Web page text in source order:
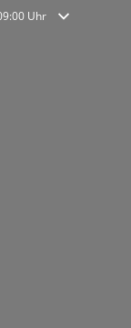
auszublenden
Uhr